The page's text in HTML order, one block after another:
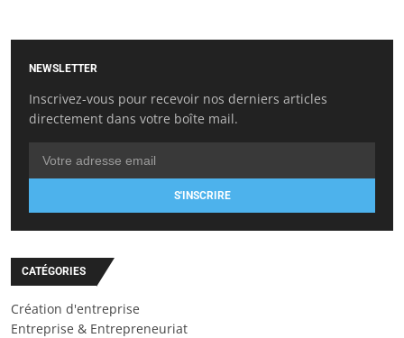
NEWSLETTER
Inscrivez-vous pour recevoir nos derniers articles
directement dans votre boîte mail.
S'INSCRIRE
CATÉGORIES
Création d'entreprise
Entreprise & Entrepreneuriat